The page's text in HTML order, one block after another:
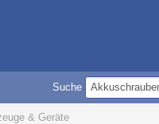
Suche
& Geräte